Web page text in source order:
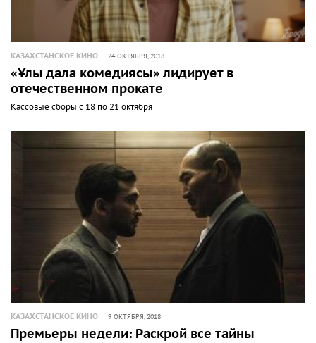
КАЗАХСТАНСКОЕ КИНО 24 ОКТЯБРЯ, 2018
«Ұлы дала комедиясы» лидирует в
отечественном прокате
Кассовые сборы с 18 по 21 октября
КАЗАХСТАНСКОЕ КИНО 9 ОКТЯБРЯ, 2018
Премьеры недели: Раскрой все тайны